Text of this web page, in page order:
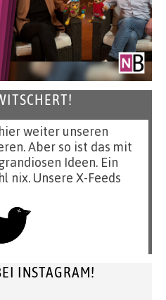
weiter unseren
Aber so ist das mit
Ideen. Ein
nix. Unsere X-Feeds
INSTAGRAM!